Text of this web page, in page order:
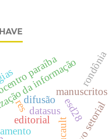
paraíba
editorial
manuscritos
da informação
difusão
res esd28
datasus
rondônia